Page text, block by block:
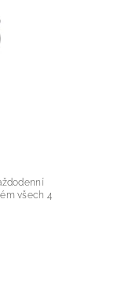
všech 4